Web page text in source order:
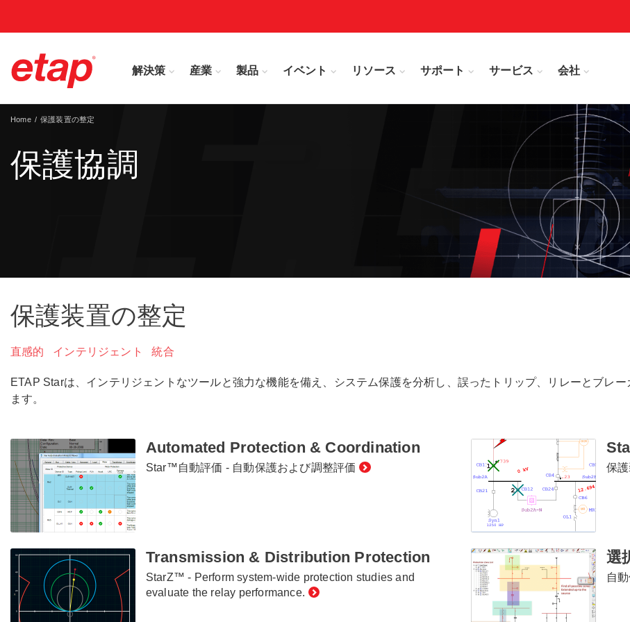
解決策 産業 製品 イベント リソース サポート サービス 会社
保護協調
Home 保護装置の整定
保護装置の整定
直感的 インテリジェント 統合
ETAP Starは、インテリジェントなツールと強力な機能を備え、システム保護を分析し、誤ったトリップ、リレーとブレ
ます。
Automated Protection & Coordination
Star™自動評価 - 自動保護および調整評価 保
Transmission & Distribution Protection
StarZ™ - Perform system-wide protection studies and
evaluate the relay performance.
選
自